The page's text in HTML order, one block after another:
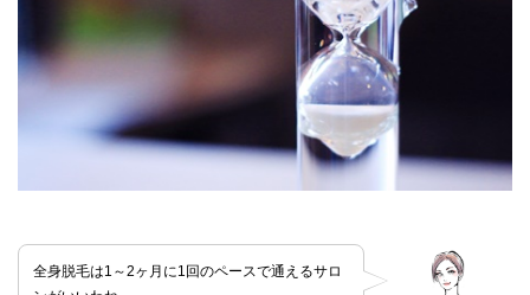
全身脱毛は1～2ヶ月に1回のペースで通えるサロ